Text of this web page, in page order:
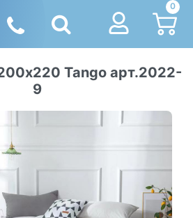
0
Tango арт.2022-
9